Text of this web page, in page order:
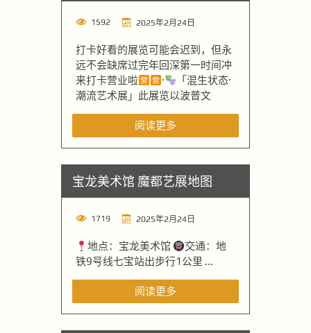
1592 2025年2月24日
打卡好看的展览可能会迟到，但永
远不会缺席过完年回深第一时间冲
来打卡营业啦
·
「混生状态·
潮流艺术展」此展览以波普文
阅读更多
宝龙美术馆 魔都艺展地图
1719 2025年2月24日
地点：宝龙美术馆
交通：地
铁9号线七宝站出步行1公里 ...
阅读更多